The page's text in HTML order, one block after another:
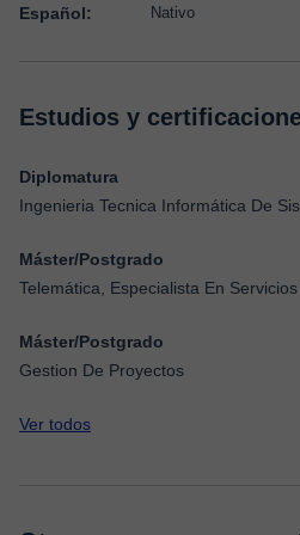
Español: Nativo
Estudios y
Diplomatura
Ingenieria Tecnica Informática De
Máster/Postgrado
Telemática, Especialista En
Máster/Postgrado
Gestion De Proyectos
Ver todos